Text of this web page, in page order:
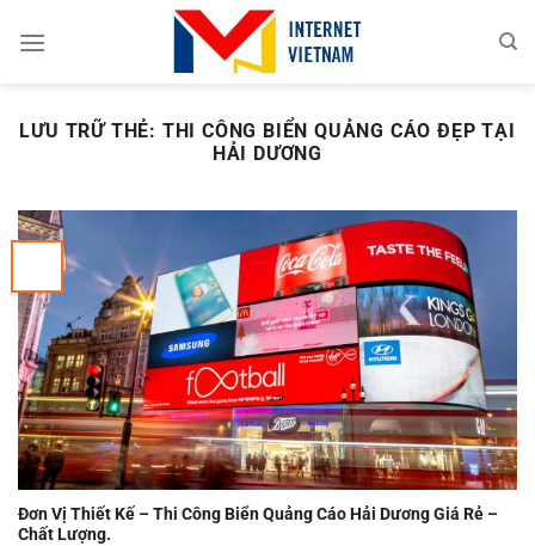
đến
LƯU TRỮ THẺ: THI CÔNG BIỂN QUẢNG CÁO ĐẸP TẠI
HẢI DƯƠNG
Đơn Vị Thiết Kế – Thi Công Biển Quảng Cáo Hải Dương Giá Rẻ –
Chất Lượng.